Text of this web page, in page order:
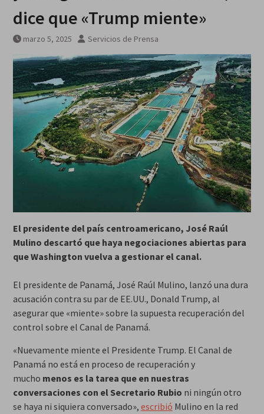
dice que «Trump miente»
marzo 5, 2025 Servicios de Prensa
El presidente del país centroamericano, José Raúl
Mulino descartó que haya negociaciones abiertas para
que Washington vuelva a gestionar el canal.
El presidente de Panamá, José Raúl Mulino, lanzó una dura
acusación contra su par de EE.UU., Donald Trump, al
asegurar que «miente» sobre la supuesta recuperación del
control sobre el Canal de Panamá.
«Nuevamente miente el Presidente Trump. El Canal de
Panamá no está en proceso de recuperación y
mucho menos es la tarea que en nuestras
conversaciones con el Secretario Rubio ni ningún otro
se haya ni siquiera conversado», escribió Mulino en la red